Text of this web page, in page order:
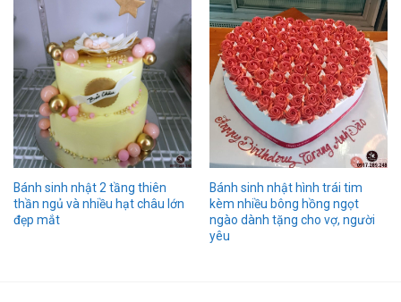
Bánh sinh nhật 2 tầng thiên
thần ngủ và nhiều hạt châu lớn
đẹp mắt
Bánh sinh nhật hình trái tim
kèm nhiều bông hồng ngọt
ngào dành tặng cho vợ, người
yêu